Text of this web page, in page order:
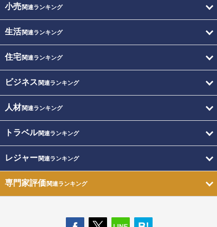
小売関連ランキング
生活関連ランキング
住宅関連ランキング
ビジネス 関連ランキング
人材関連ランキング
トラベル関連ランキング
レジャー関連ランキング
専門家評価関連ランキング